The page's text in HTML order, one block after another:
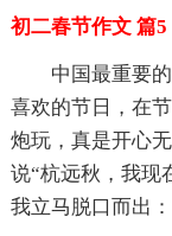
初二春节作文 篇5
中国最重要
喜欢的节日，在
炮玩，真是开心
说“杭远秋，我现
我立马脱口而出